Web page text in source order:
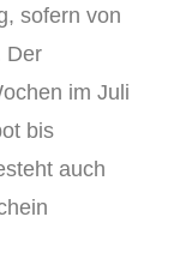
sofern von
Der
im Juli
bis
auch